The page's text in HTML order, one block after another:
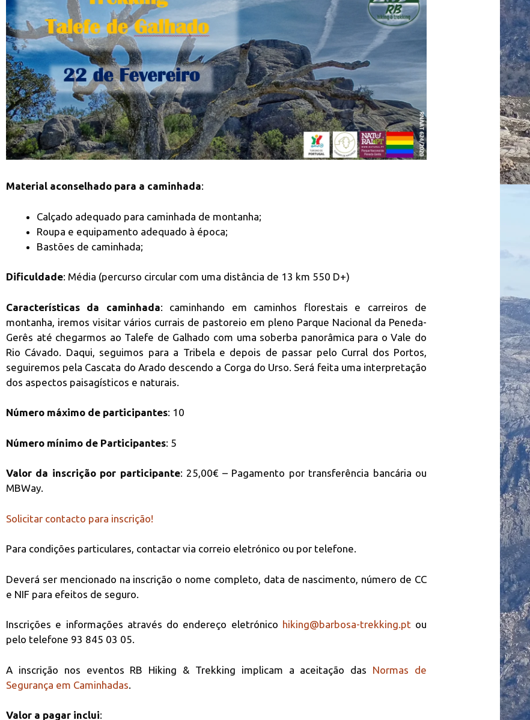
Joao Antunes
4 meses atrás
Boa noite
Participo nas
caminhadas
organizadas
pelo Rui a já
algum tempo e
uma verdadeira
surpresa.
quem gostar de
montanha e
principalmente
perder os
eventos
pelo RB Hiking &
Trekking.
Leia mais
Américo Filipe Lopes
5 meses atrás
adorei revisitar
paisagens já
conhecidos, com
as explicações
detalhadas e
experiências
Leia mais
Antonieta Caldeira
5 meses atrás
Magnífico
encontro!!
Excelente
organização,
com atenção e
cuidado às
breves,
bastante úteis e
parceiros para
na bela serra do
Gerês!
Leia mais
Manuel Frada
5 meses atrás
Foi um dia
magnifico,
depois de um
inverno de chuva
incessante. Uma
luminosidade
Leia mais
7 meses atrás
A hike with Rui is
a life changing
experience! We
fell in love with
and underrated
gem of a region
thanks to Rui, an
Material aconselhado para a caminhada:
Calçado adequado para caminhada de montanha;
Roupa e equipamento adequado à época;
Bastões de caminhada;
Dificuldade: Média (percurso circular com uma distância de 13 km 550 D+)
Características da caminhada: caminhando em caminhos florestais e carreiros de
montanha, iremos visitar vários currais de pastoreio em pleno Parque Nacional da Peneda-
Gerês até chegarmos ao Talefe de Galhado com uma soberba panorâmica para o Vale do
Rio Cávado. Daqui, seguimos para a Tribela e depois de passar pelo Curral dos Portos,
seguiremos pela Cascata do Arado descendo a Corga do Urso. Será feita uma interpretação
dos aspectos paisagísticos e naturais.
Número máximo de participantes: 10
Número mínimo de Participantes: 5
Valor da inscrição por participante: 25,00€ – Pagamento por transferência bancária ou
MBWay.
Solicitar contacto para inscrição!
Para condições particulares, contactar via correio eletrónico ou por telefone.
Deverá ser mencionado na inscrição o nome completo, data de nascimento, número de CC
e NIF para efeitos de seguro.
Inscrições e informações através do endereço eletrónico hiking@barbosa-trekking.pt ou
pelo telefone 93 845 03 05.
A inscrição nos eventos RB Hiking & Trekking implicam a aceitação das Normas de
Segurança em Caminhadas
Valor a pagar inclui: